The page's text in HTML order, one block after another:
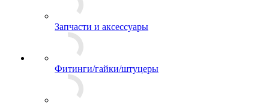
Запчасти и аксессуары
Фитинги/гайки/штуцеры